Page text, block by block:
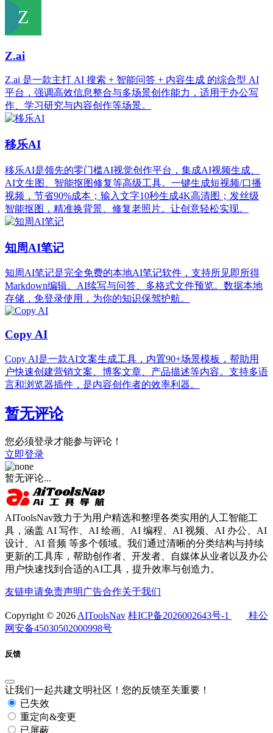
Z.ai
Z.ai 是一款主打 AI 搜索 + 智能问答 + 内容生成 的综合型 AI
平台，强调高效信息整合与多场景创作能力，适用于办公写
作、学习研究与内容创作等场景。
移乐AI
移乐AI是领先的零门槛AI视觉创作平台，集成AI视频生成、
AI文生图、智能抠图修复等高级工具。一键生成短视频/口播
视频，节省90%成本；输入文字10秒生成4K高清图；发丝级
智能抠图，精准换背景、修复老照片。让创意轻松实现。
知周AI笔记
知周AI笔记是完全免费的本地AI笔记软件，支持所见即所得
Markdown编辑、AI续写与问答、多格式文件预览。数据本地
存储，免登录使用，为你的知识保驾护航。
Copy AI
Copy AI是一款AI文案生成工具，内置90+场景模板，帮助用
户快速创建营销文案、博客文章、产品描述等内容。支持多语
言和浏览器插件，是内容创作者的效率利器。
暂无评论
您必须登录才能参与评论！
立即登录
暂无评论...
AIToolsNav致力于为用户精选和整理各类实用的人工智能工
具，涵盖 AI 写作、AI 绘画、AI 编程、AI 视频、AI 办公、AI
设计、AI 音频 等多个领域。我们通过清晰的分类结构与持续
更新的工具库，帮助创作者、开发者、自媒体从业者以及办公
用户快速找到合适的AI工具，提升效率与创造力。
友链申请免责声明 广告合作关于我们
Copyright © 2026 AIToolsNav 桂ICP备2026002643号-1
桂公
网安备45030502000998号
反馈
让我们一起共建文明社区！您的反馈至关重要！
已失效
重定向&变更
已屏蔽